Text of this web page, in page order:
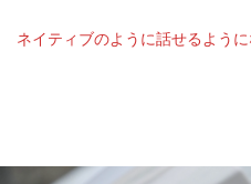
ネイティブのように話せるよう